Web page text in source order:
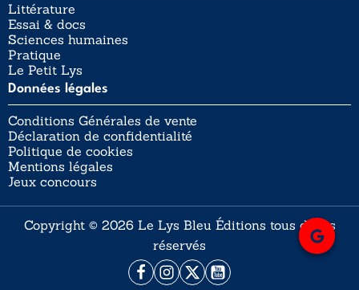
Littérature
Essai & docs
Sciences humaines
Pratique
Le Petit Lys
Données légales
Conditions Générales de vente
Déclaration de confidentialité
Politique de cookies
Mentions légales
Jeux concours
Copyright © 2026 Le Lys Bleu Éditions tous droits
réservés